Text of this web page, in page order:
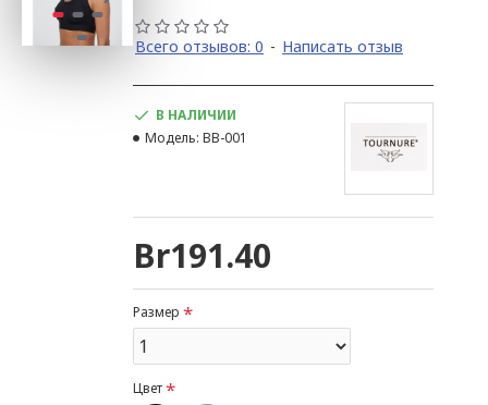
Всего отзывов: 0 - Написать отзыв
Br191.40
В НАЛИЧИИ
Модель: BB-001
Размер
Цвет